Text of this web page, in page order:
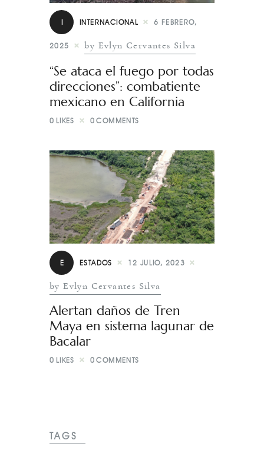
I INTERNACIONAL 6 FEBRERO,
2025 by Evlyn Cervantes Silva
“Se ataca el fuego por todas
direcciones”: combatiente
mexicano en California
0 LIKES 0 COMMENTS
E ESTADOS 12 JULIO, 2023
by Evlyn Cervantes Silva
Alertan daños de Tren
Maya en sistema lagunar de
Bacalar
0 LIKES 0 COMMENTS
TAGS